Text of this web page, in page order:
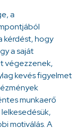
a
kérdést, hogy
a saját
végezzenek,
kevés figyelmet
munkaerő
motiválás. A